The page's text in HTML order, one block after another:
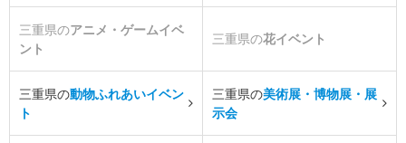
三重県のアニメ・ゲームイベ
ント
三重県の花イベント
三重県の動物ふれあいイベン
ト
三重県の美術展・博物展・展
示会